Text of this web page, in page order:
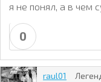
я не понял, а в чем
0
raul01